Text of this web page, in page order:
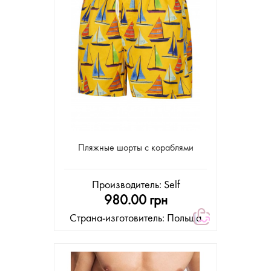
Пляжные шорты с кораблями
Производитель: Self
980.00 грн
Страна-изготовитель: Польша